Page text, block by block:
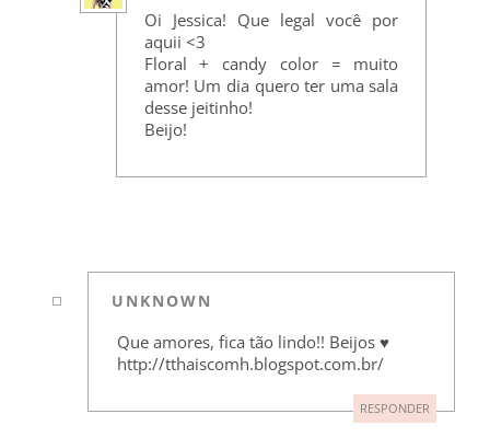
Oi Jessica! Que legal você por
aquii <3
Floral + candy color = muito
amor! Um dia quero ter uma sala
desse jeitinho!
Beijo!
UNKNOWN
Que amores, fica tão lindo!! Beijos ♥
http://tthaiscomh.blogspot.com.br/
RESPONDER